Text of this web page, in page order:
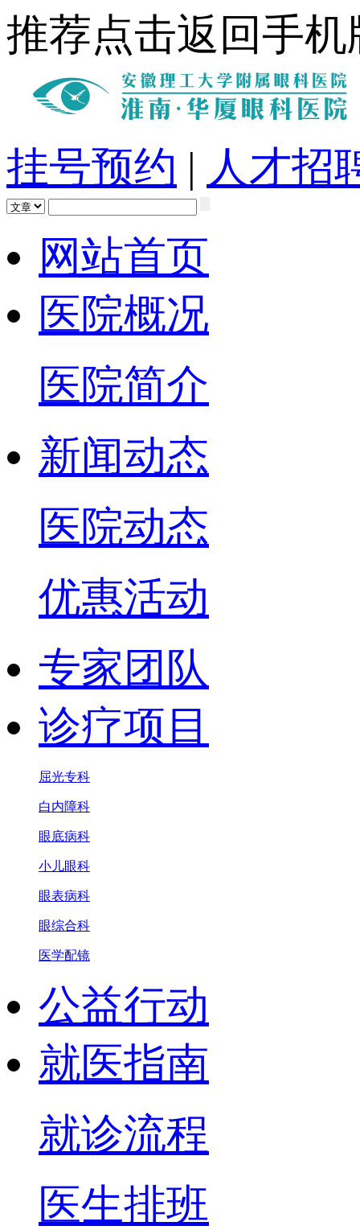
推荐点击返回手机
挂号预约 | 人才招
网站首页
医院概况
医院简介
新闻动态
医院动态
优惠活动
专家团队
诊疗项目
屈光专科
白内障科
眼底病科
小儿眼科
眼表病科
眼综合科
医学配镜
公益行动
就医指南
就诊流程
医生排班